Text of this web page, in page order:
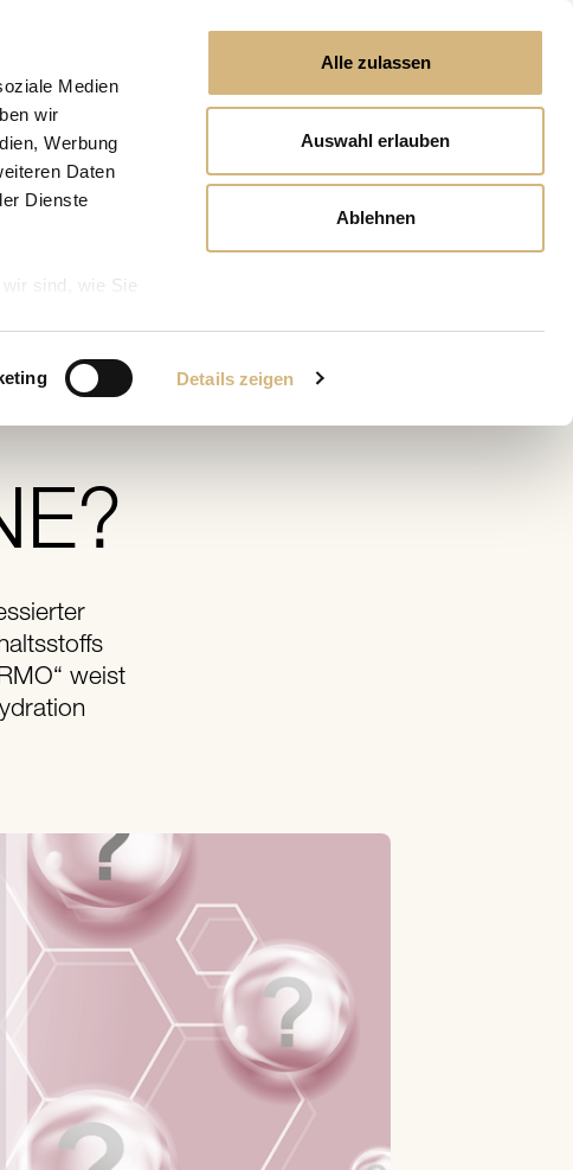
Medien
wir
Werbung
Daten
Dienste
sind, wie Sie
Details zeigen
Alle zulassen
Auswahl erlauben
Ablehnen
weist